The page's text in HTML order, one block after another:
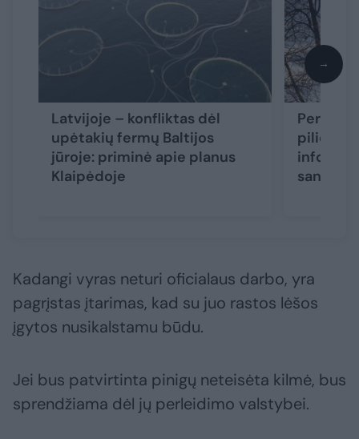
Latvijoje – konfliktas dėl
upėtakių fermų Baltijos
jūroje: priminė apie planus
Klaipėdoje
Pernai
pilietis
→
Kadangi vyras neturi oficialaus darbo, yra
pagrįstas įtarimas, kad su juo rastos lėšos
įgytos nusikalstamu būdu.
Jei bus patvirtinta pinigų neteisėta kilmė, bus
sprendžiama dėl jų perleidimo valstybei.